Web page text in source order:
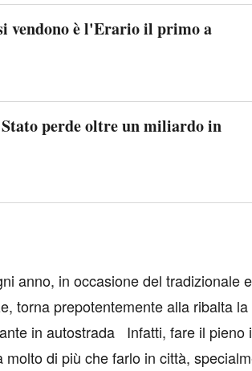
vendono è l'Erario il primo a
perde oltre un miliardo in
anno, in occasione del tradizionale
torna prepotentemente alla ribalta
in autostrada Infatti, fare il pieno
molto di più che farlo in città,